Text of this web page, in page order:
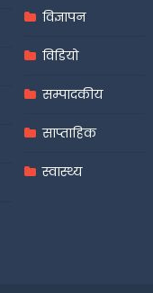
विज्ञापन
विडियो
सम्पादकीय
साप्ताहिक
स्वास्थ्य